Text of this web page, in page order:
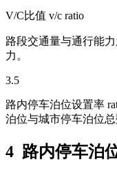
V/C比值 v/c ratio
路段交通量与通行能
力。
3.5
路内停车泊位设置率
泊位与城市停车泊位总
4 路内停车泊